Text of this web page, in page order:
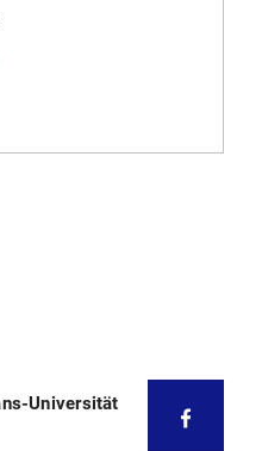
Universität